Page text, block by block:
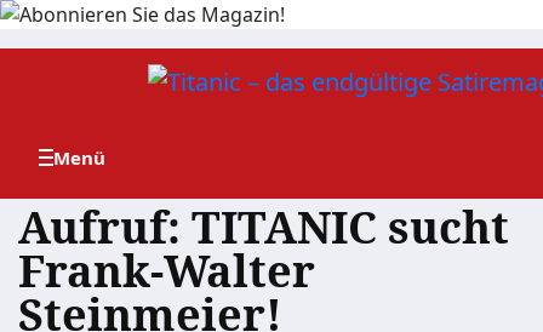
Zum
Aufruf: TITANIC sucht
Frank-Walter
Steinmeier!